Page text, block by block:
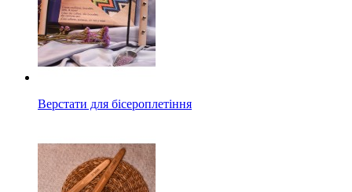
Верстати для бісероплетіння